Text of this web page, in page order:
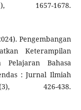
1657-1678.
Pengembangan
Keterampilan
Bahasa
: Jurnal Ilmiah
426-438.